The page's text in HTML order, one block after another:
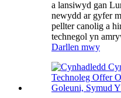
a lansiwyd gan
newydd ar gyfer
pellter canolig a
technegol yn
Darllen mwy